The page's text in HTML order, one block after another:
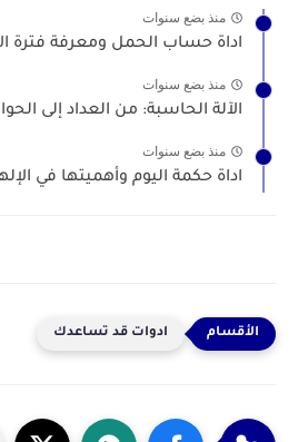
منذ بضع سنوات
اداة حساب الحمل ومعرفة فترة
منذ بضع سنوات
الآلة الحاسبة: من العداد إلى
منذ بضع سنوات
اداة حكمة اليوم وأهميتها في
ادوات قد تساعدك